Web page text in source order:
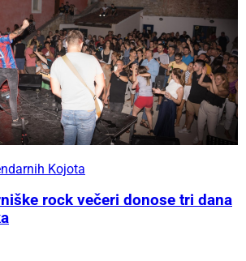
Kojota
rock večeri donose tri dana